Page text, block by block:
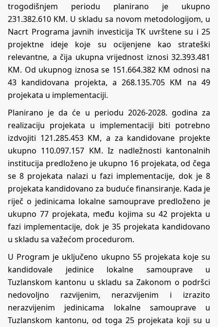
trogodišnjem periodu planirano je ukupno
231.382.610 KM. U skladu sa novom metodologijom, u
Nacrt Programa javnih investicija TK uvrštene su i 25
projektne ideje koje su ocijenjene kao strateški
relevantne, a čija ukupna vrijednost iznosi 32.393.481
KM. Od ukupnog iznosa se 151.664.382 KM odnosi na
43 kandidovana projekta, a 268.135.705 KM na 49
projekata u implementaciji.
Planirano je da će u periodu 2026-2028. godina za
realizaciju projekata u implementaciji biti potrebno
izdvojiti 121.285.453 KM, a za kandidovane projekte
ukupno 110.097.157 KM. Iz nadležnosti kantonalnih
institucija predloženo je ukupno 16 projekata, od čega
se 8 projekata nalazi u fazi implementacije, dok je 8
projekata kandidovano za buduće finansiranje. Kada je
riječ o jedinicama lokalne samouprave predloženo je
ukupno 77 projekata, među kojima su 42 projekta u
fazi implementacije, dok je 35 projekata kandidovano
u skladu sa važećom procedurom.
U Program je uključeno ukupno 55 projekata koje su
kandidovale jedinice lokalne samouprave u
Tuzlanskom kantonu u skladu sa Zakonom o podršci
nedovoljno razvijenim, nerazvijenim i izrazito
nerazvijenim jedinicama lokalne samouprave u
Tuzlanskom kantonu, od toga 25 projekata koji su u